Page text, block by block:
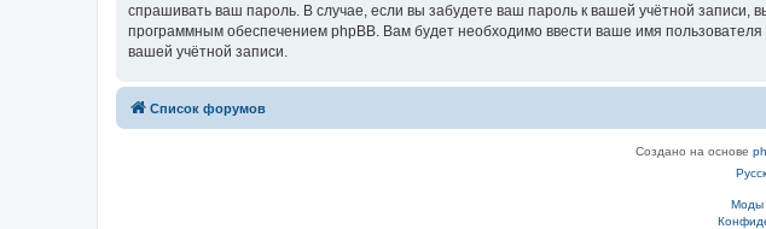
спрашивать ваш пароль. В случае, если вы забудете ваш пароль к вашей учётной
программным обеспечением phpBB. Вам будет необходимо ввести ваше имя
вашей учётной записи.
Список форумов
Создано на основе
Моды